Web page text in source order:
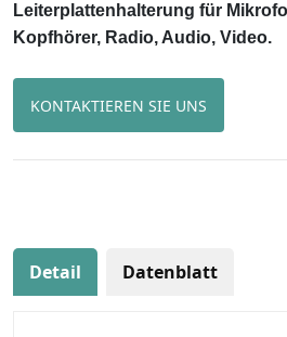
Leiterplattenhalterung für
Kopfhörer, Radio, Audio, Video.
KONTAKTIEREN SIE UNS
Detail Datenblatt